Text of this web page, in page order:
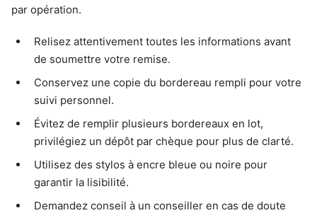
par opération.
Relisez attentivement toutes les informations avant
de soumettre votre remise.
Conservez une copie du bordereau rempli pour votre
suivi personnel.
Évitez de remplir plusieurs bordereaux en lot,
privilégiez un dépôt par chèque pour plus de clarté.
Utilisez des stylos à encre bleue ou noire pour
garantir la lisibilité.
Demandez conseil à un conseiller en cas de doute